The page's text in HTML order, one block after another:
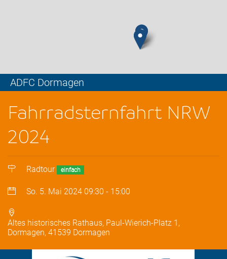
ADFC Dormagen
Fahrradsternfahrt NRW
2024
Radtour einfach
So. 5. Mai 2024 09:30 - 15:00
Altes historisches Rathaus, Paul-Wierich-Platz 1,
Dormagen, 41539 Dormagen